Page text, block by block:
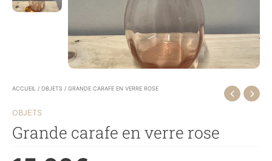
ACCUEIL / OBJETS / GRANDE CARAFE EN VERRE ROSE
OBJETS
Grande carafe en verre rose